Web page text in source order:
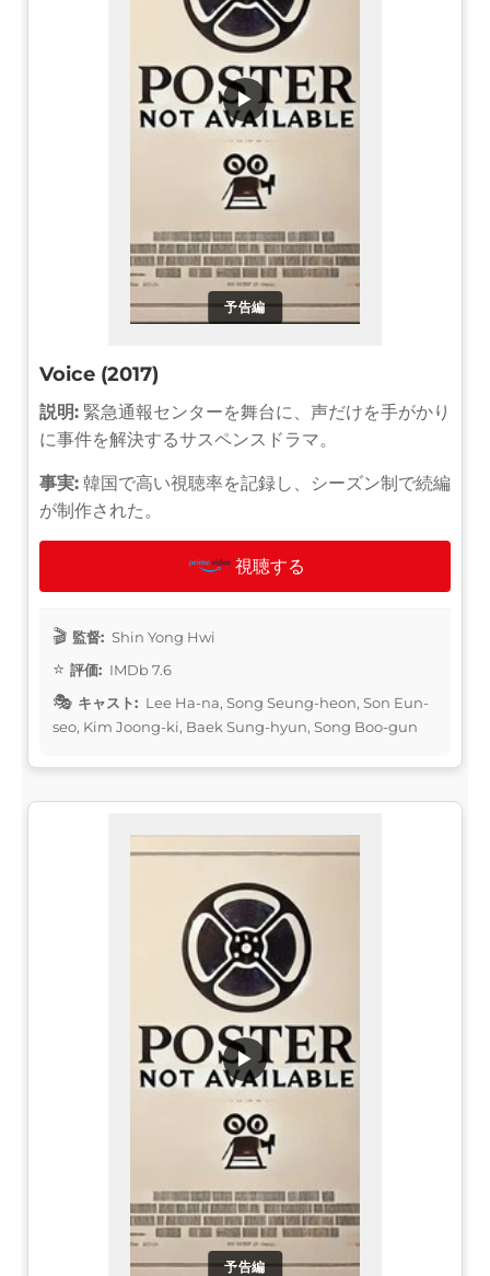
予告編
▶
Voice (2017)
説明: 緊急通報センターを舞台に、声だけを手がかり
に事件を解決するサスペンスドラマ。
事実: 韓国で高い視聴率を記録し、シーズン制で続編
が制作された。
視聴する
監督: Shin Yong Hwi
評価: IMDb 7.6
キャスト: Lee Ha-na, Song Seung-heon, Son Eun-
seo, Kim Joong-ki, Baek Sung-hyun, Song Boo-gun
予告編
▶